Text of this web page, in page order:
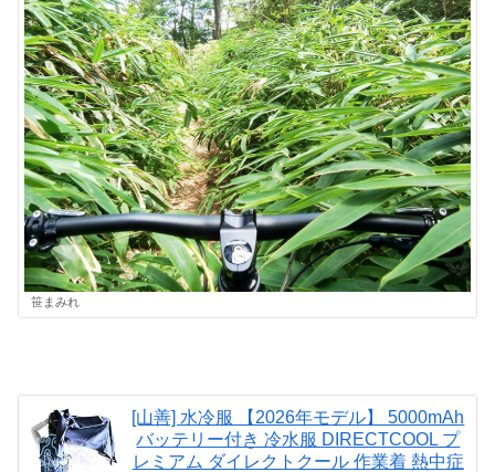
笹まみれ
[山善] 水冷服 【2026年モデル】 5000mAh
バッテリー付き 冷水服 DIRECTCOOL プ
レミアム ダイレクトクール 作業着 熱中症